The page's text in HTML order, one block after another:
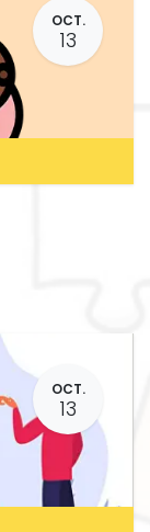
OCT.
13
OCT.
13